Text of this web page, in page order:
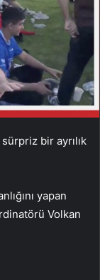
bir ayrılık
yapan
Volkan